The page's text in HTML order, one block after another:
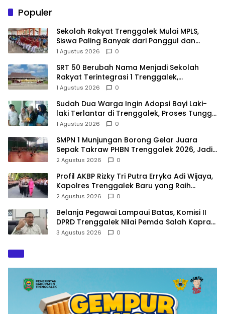
Populer
Sekolah Rakyat Trenggalek Mulai MPLS,
Siswa Paling Banyak dari Panggul dan
Gandusari
1 Agustus 2026 0
SRT 50 Berubah Nama Menjadi Sekolah
Rakyat Terintegrasi 1 Trenggalek,
Nomenklatur Berubah
1 Agustus 2026 0
Sudah Dua Warga Ingin Adopsi Bayi Laki-
laki Terlantar di Trenggalek, Proses Tunggu
Hasil Penyelidikan
1 Agustus 2026 0
SMPN 1 Munjungan Borong Gelar Juara
Sepak Takraw PHBN Trenggalek 2026, Jadi
Modal Menuju POPDA Jatim
2 Agustus 2026 0
Profil AKBP Rizky Tri Putra Erryka Adi Wijaya,
Kapolres Trenggalek Baru yang Raih
Hattrick Pin Emas Kapolri
2 Agustus 2026 0
Belanja Pegawai Lampaui Batas, Komisi II
DPRD Trenggalek Nilai Pemda Salah Kaprah
dalam Perencanaan
3 Agustus 2026 0